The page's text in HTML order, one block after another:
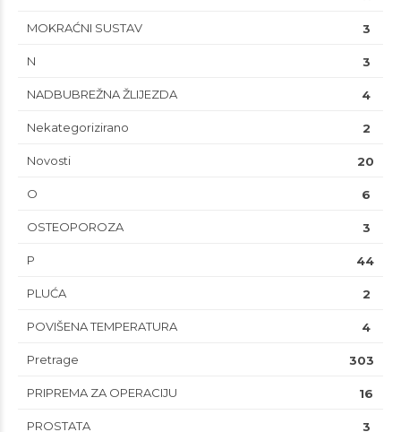
MOKRAĆNI SUSTAV 3
N 3
NADBUBREŽNA ŽLIJEZDA 4
Nekategorizirano 2
Novosti 20
O 6
OSTEOPOROZA 3
P 44
PLUĆA 2
POVIŠENA TEMPERATURA 4
Pretrage 303
PRIPREMA ZA OPERACIJU 16
PROSTATA 3